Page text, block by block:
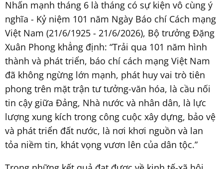
Nhấn mạnh tháng 6 là tháng có sự kiện vô cùng ý
nghĩa - Kỷ niệm 101 năm Ngày Báo chí Cách mạng
Việt Nam (21/6/1925 - 21/6/2026), Bộ trưởng Đặng
Xuân Phong khẳng định: “Trải qua 101 năm hình
thành và phát triển, báo chí cách mạng Việt Nam
đã không ngừng lớn mạnh, phát huy vai trò tiên
phong trên mặt trận tư tưởng-văn hóa, là cầu nối
tin cậy giữa Đảng, Nhà nước và nhân dân, là lực
lượng xung kích trong công cuộc xây dựng, bảo vệ
và phát triển đất nước, là nơi khơi nguồn và lan
tỏa niềm tin, khát vọng vươn lên của dân tộc.”